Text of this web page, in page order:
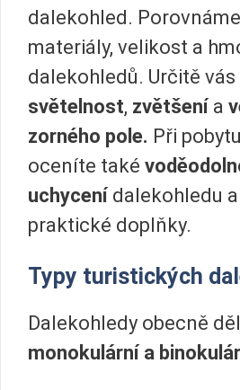
dalekohled.
materiály, velikost a
dalekohledů. Určitě
světelnost, zvětšení a
zorného pole. Při
oceníte také
uchycení dalekohledu
praktické doplňky.
Typy turistických
Dalekohledy obecně
monokulární a